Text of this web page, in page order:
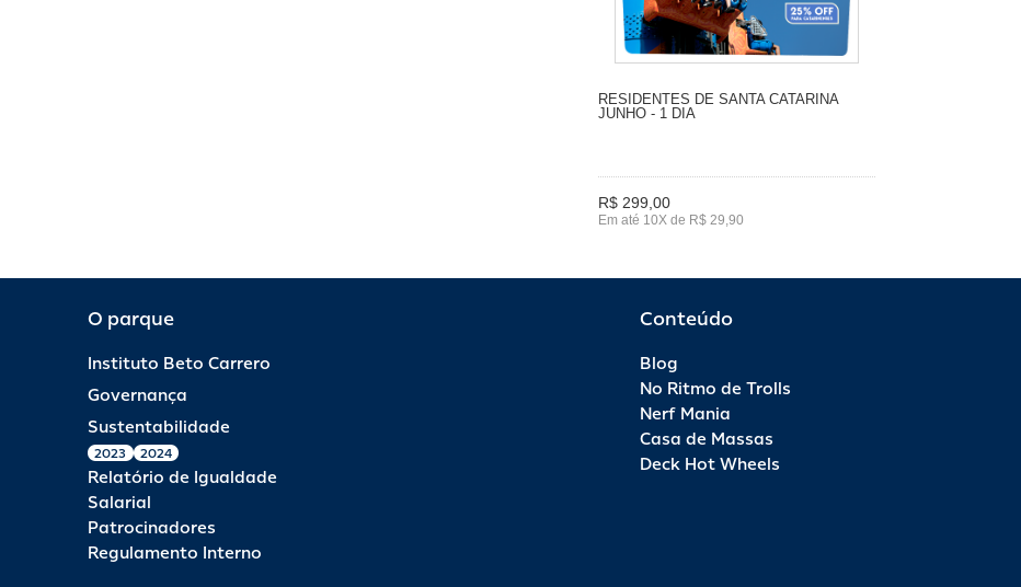
RESIDENTES DE SANTA CATARINA
JUNHO - 1 DIA
R$ 299,00
Em até 10X de R$ 29,90
O parque
Instituto Beto Carrero
Governança
Sustentabilidade
2023 2024
Relatório de Igualdade
Salarial
Patrocinadores
Regulamento Interno
Conteúdo
Blog
No Ritmo de Trolls
Nerf Mania
Casa de Massas
Deck Hot Wheels